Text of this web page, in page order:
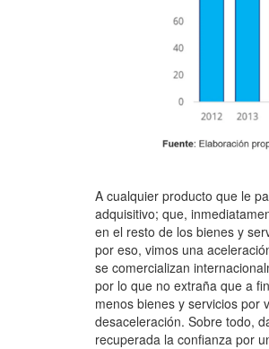
A cualquier producto que le
adquisitivo; que,
en el resto de los bienes y
por eso, vimos una
se comercializan
por lo que no extraña que a
menos bienes y servicios por
desaceleración. Sobre todo,
recuperada la confianza por